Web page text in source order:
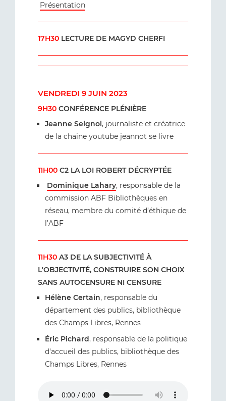
Présentation
17H30 LECTURE DE MAGYD CHERFI
VENDREDI 9 JUIN 2023
9H30 CONFÉRENCE PLÉNIÈRE
Jeanne Seignol, journaliste et créatrice
de la chaine youtube jeannot se livre
11H00 C2 LA LOI ROBERT DÉCRYPTÉE
Dominique Lahary, responsable de la
commission ABF Bibliothèques en
réseau, membre du comité d’éthique de
l’ABF
11H30 A3 DE LA SUBJECTIVITÉ À
L'OBJECTIVITÉ, CONSTRUIRE SON CHOIX
SANS AUTOCENSURE NI CENSURE
Hélène Certain, responsable du
département des publics, bibliothèque
des Champs Libres, Rennes
Éric Pichard, responsable de la politique
d'accueil des publics, bibliothèque des
Champs Libres, Rennes